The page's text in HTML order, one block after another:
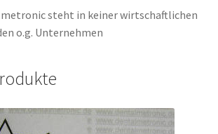
steht in keiner wirtschaftlichen
o.g. Unternehmen